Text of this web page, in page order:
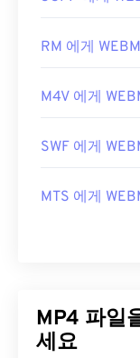
RM 에게 WEBM
M4V 에게
SWF 에게
MTS 에게
MP4 파일
세요